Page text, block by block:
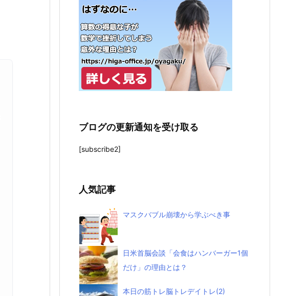
ブログの更新通知を受け取る
[subscribe2]
人気記事
マスクバブル崩壊から学ぶべき事
日米首脳会談「会食はハンバーガー1個
だけ」の理由とは？
本日の筋トレ脳トレデイトレ(2)